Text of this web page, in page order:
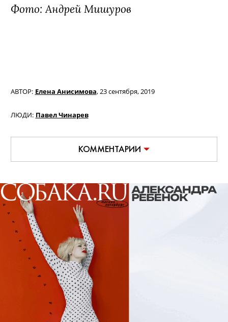
Фото: Андрей Мишуров
АВТОР: Елена Анисимова
Павел Чинарев